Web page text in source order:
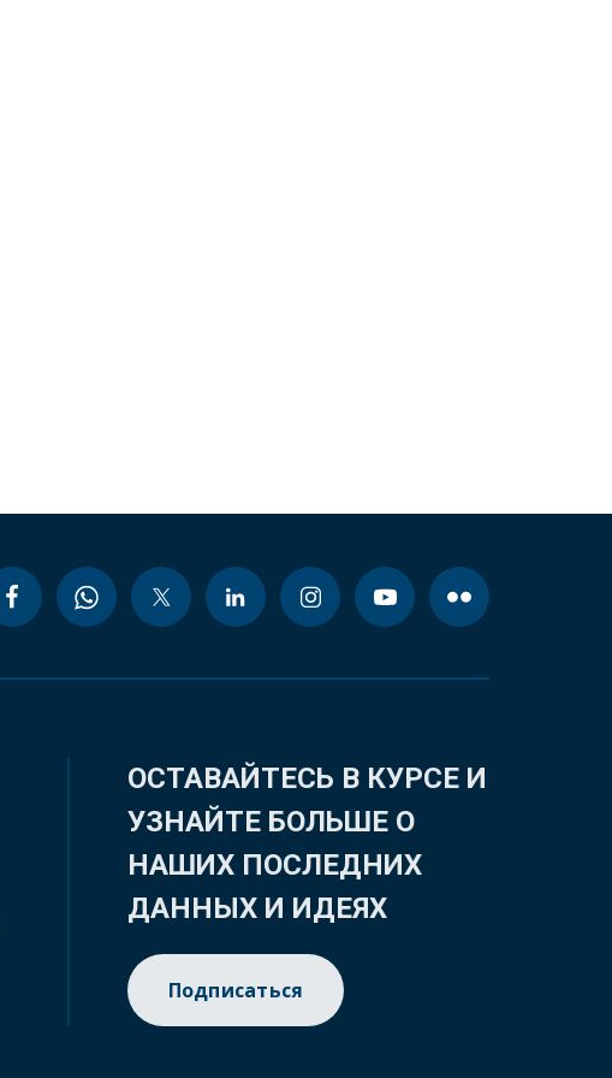
ОСТАВАЙТЕСЬ В КУРСЕ И
УЗНАЙТЕ БОЛЬШЕ О
НАШИХ ПОСЛЕДНИХ
ДАННЫХ И ИДЕЯХ
Подписаться